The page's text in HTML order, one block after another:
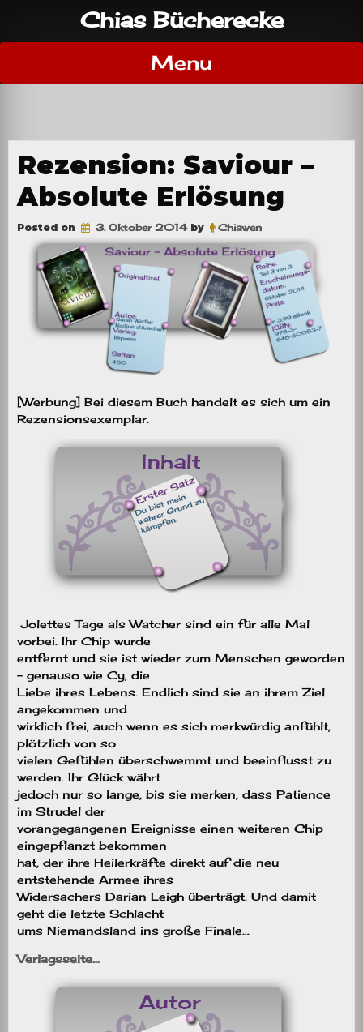
content
Chias Bücherecke
Menu
Rezension: Saviour –
Absolute Erlösung
Posted on 3. Oktober 2014by Chiawen
[Werbung] Bei diesem Buch handelt es sich um ein
Rezensionsexemplar.
Jolettes Tage als Watcher sind ein für alle Mal
vorbei. Ihr Chip wurde
entfernt und sie ist wieder zum Menschen geworden
– genauso wie Cy, die
Liebe ihres Lebens. Endlich sind sie an ihrem Ziel
angekommen und
wirklich frei, auch wenn es sich merkwürdig anfühlt,
plötzlich von so
vielen Gefühlen überschwemmt und beeinflusst zu
werden. Ihr Glück währt
jedoch nur so lange, bis sie merken, dass Patience
im Strudel der
vorangegangenen Ereignisse einen weiteren Chip
eingepflanzt bekommen
hat, der ihre Heilerkräfte direkt auf die neu
entstehende Armee ihres
Widersachers Darian Leigh überträgt. Und damit
geht die letzte Schlacht
ums Niemandsland ins große Finale…
Verlagsseite…